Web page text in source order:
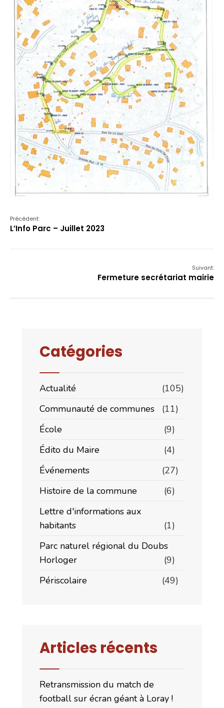
Précédent:
L’Info Parc – Juillet 2023
Suivant:
Fermeture secrétariat mairie
Catégories
Actualité
(105)
Communauté de communes
(11)
École
(9)
Édito du Maire
(4)
Événements
(27)
Histoire de la commune
(6)
Lettre d'informations aux
habitants
(1)
Parc naturel régional du Doubs
Horloger
(9)
Périscolaire
(49)
Articles récents
Retransmission du match de
football sur écran géant à Loray !